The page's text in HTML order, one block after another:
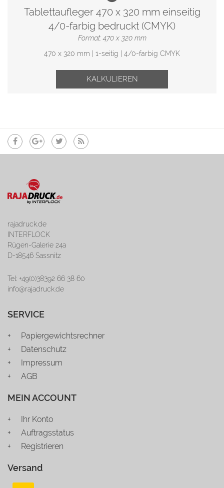
Tablettaufleger 470 x 320 mm einseitig
4/0-farbig bedruckt (CMYK)
Format: 470 x 320 mm
470 x 320 mm | 1-seitig | 4/0-farbig CMYK
KALKULIEREN
rajadruck.de
INTERFLOCK
Rügen-Galerie 24a
D-18546 Sassnitz
Tel: +49(0)38392 66 38 60
info@rajadruck.de
SERVICE
Papiergewichtsrechner
Datenschutz
Impressum
AGB
MEIN ACCOUNT
Ihr Konto
Auftragsstatus
Registrieren
Versand